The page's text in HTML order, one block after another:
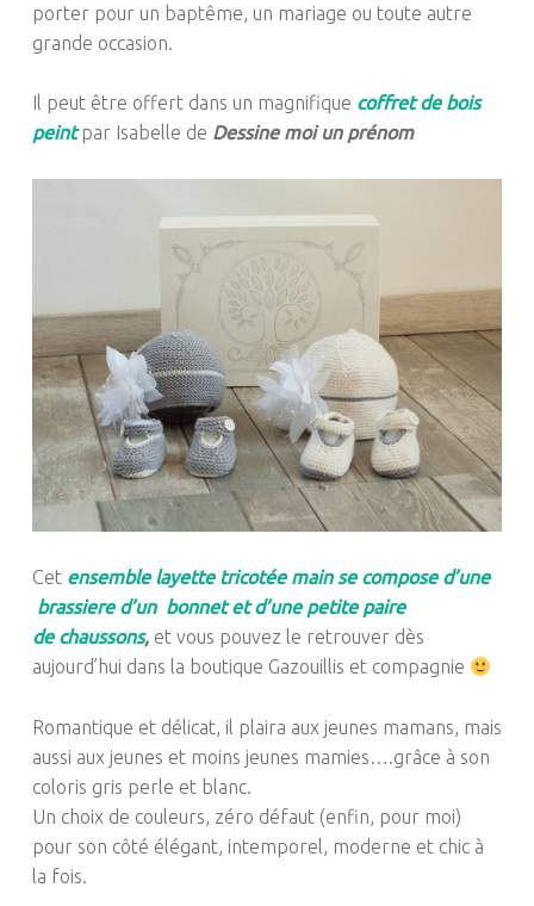
porter pour un baptême, un mariage ou toute autre
grande occasion.
Il peut être offert dans un magnifique coffret de bois
peintpar Isabelle de Dessine moi un prénom
Cet ensemble layette tricotée main se compose d’une
brassiere d’un bonnet et d’une petite paire
de chaussons, et vous pouvez le retrouver dès
aujourd’hui dans la boutique Gazouillis et compagnie
Romantique et délicat, il plaira aux jeunes mamans, mais
aussi aux jeunes et moins jeunes mamies….grâce à son
coloris gris perle et blanc.
Un choix de couleurs, zéro défaut (enfin, pour moi)
pour son côté élégant, intemporel, moderne et chic à
la fois.